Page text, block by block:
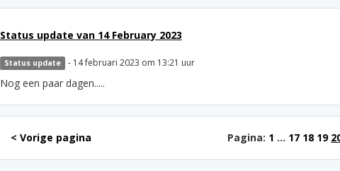
Status update van 14 February 2023
Status update - 14 februari 2023 om 13:21 uur
Nog een paar dagen.....
< Vorige pagina Pagina: 1 ... 17 18 19